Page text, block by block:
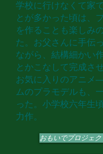
学校に行けなくて家
とが多かった頃は、
を作ることも楽しみ
た。お父さんに手伝
ながら、結構細かい
とかこなして完成さ
お気に入りのアニ
ムのプラモデルも、
った。小学校六年生
力作。
おもいでプロジェ